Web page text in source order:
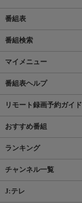
番組表
番組検索
マイメニュー
番組表ヘルプ
リモート録画予約ガイド
おすすめ番組
ランキング
チャンネル一覧
J:テレ